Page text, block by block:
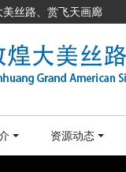
美丝路、赏飞天画廊
资源动态